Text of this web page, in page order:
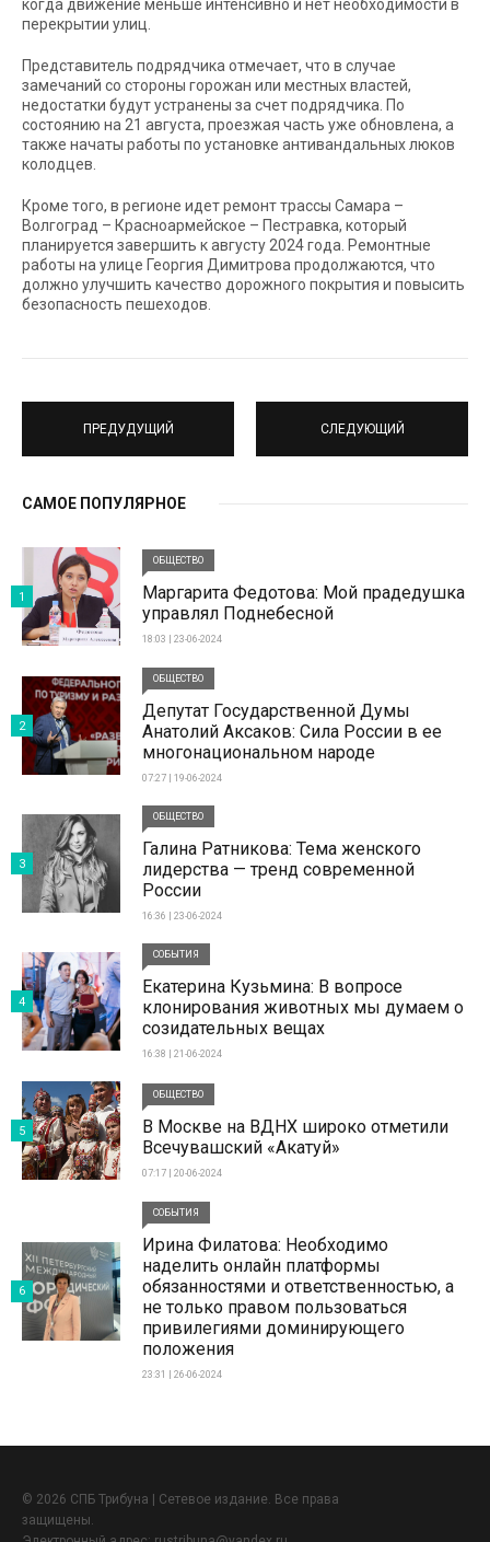
когда движение меньше интенсивно и нет необходимости в
перекрытии улиц.
Представитель подрядчика отмечает, что в случае
замечаний со стороны горожан или местных властей,
недостатки будут устранены за счет подрядчика. По
состоянию на 21 августа, проезжая часть уже обновлена, а
также начаты работы по установке антивандальных люков
колодцев.
Кроме того, в регионе идет ремонт трассы Самара –
Волгоград – Красноармейское – Пестравка, который
планируется завершить к августу 2024 года. Ремонтные
работы на улице Георгия Димитрова продолжаются, что
должно улучшить качество дорожного покрытия и повысить
безопасность пешеходов.
ПРЕДУДУЩИЙ СЛЕДУЮЩИЙ
САМОЕ ПОПУЛЯРНОЕ
ОБЩЕСТВО
Маргарита Федотова: Мой прадедушка
управлял Поднебесной
18:03 | 23-06-2024
1
ОБЩЕСТВО
Депутат Государственной Думы
Анатолий Аксаков: Сила России в ее
многонациональном народе
07:27 | 19-06-2024
2
ОБЩЕСТВО
Галина Ратникова: Тема женского
лидерства — тренд современной
России
16:36 | 23-06-2024
3
СОБЫТИЯ
Екатерина Кузьмина: В вопросе
клонирования животных мы думаем о
созидательных вещах
16:38 | 21-06-2024
4
ОБЩЕСТВО
В Москве на ВДНХ широко отметили
Всечувашский «Акатуй»
07:17 | 20-06-2024
5
СОБЫТИЯ
Ирина Филатова: Необходимо
наделить онлайн платформы
обязанностями и ответственностью, а
не только правом пользоваться
привилегиями доминирующего
положения
23:31 | 26-06-2024
6
© 2026 СПБ Трибуна | Сетевое издание. Все права
защищены.